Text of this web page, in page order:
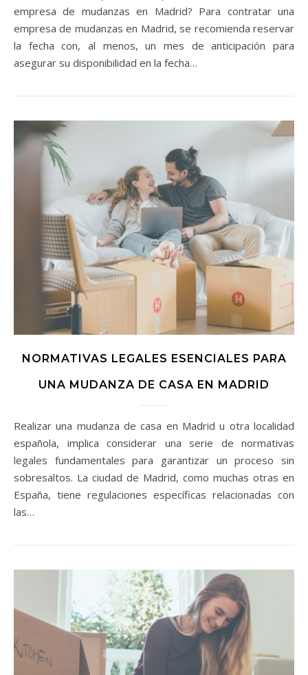
empresa de mudanzas en Madrid? Para contratar una
empresa de mudanzas en Madrid, se recomienda reservar
la fecha con, al menos, un mes de anticipación para
asegurar su disponibilidad en la fecha…
NORMATIVAS LEGALES ESENCIALES PARA
UNA MUDANZA DE CASA EN MADRID
Realizar una mudanza de casa en Madrid u otra localidad
española, implica considerar una serie de normativas
legales fundamentales para garantizar un proceso sin
sobresaltos. La ciudad de Madrid, como muchas otras en
España, tiene regulaciones específicas relacionadas con
las…